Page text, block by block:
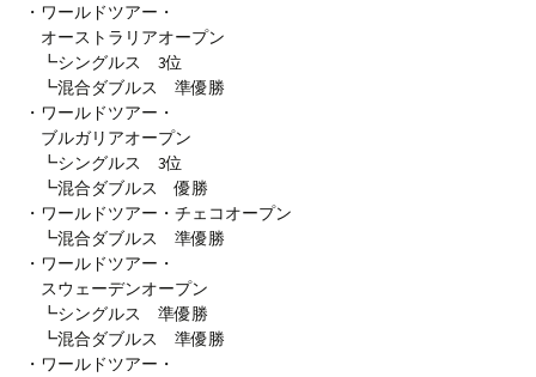
・ワールドツアー・
オーストラリアオープン
┗シングルス 3位
┗混合ダブルス 準優勝
・ワールドツアー・
ブルガリアオープン
┗シングルス 3位
┗混合ダブルス 優勝
・ワールドツアー・チェコオープン
┗混合ダブルス 準優勝
・ワールドツアー・
スウェーデンオープン
┗シングルス 準優勝
┗混合ダブルス 準優勝
・ワールドツアー・